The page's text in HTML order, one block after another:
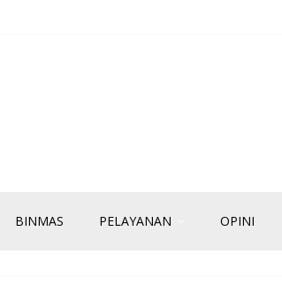
BINMAS PELAYANAN OPINI